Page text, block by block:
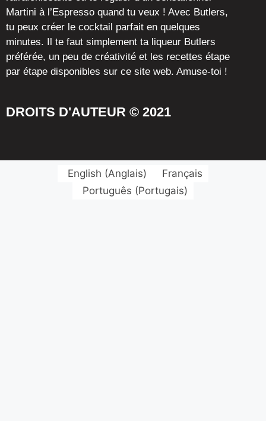
Martini à l’Espresso quand tu veux ! Avec Butlers,
tu peux créer le cocktail parfait en quelques
minutes. Il te faut simplement ta liqueur Butlers
préférée, un peu de créativité et les recettes étape
par étape disponibles sur ce site web. Amuse-toi !
DROITS D'AUTEUR © 2021
English (Anglais)
Français
Português (Portugais)